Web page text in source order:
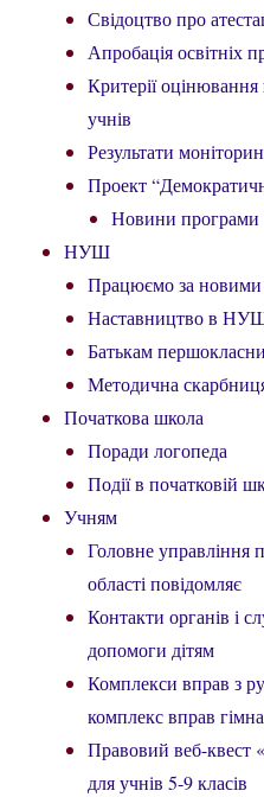
Свідоцтво про
Апробація освітніх
Критерії
учнів
Результати
Проект
Новини програми
НУШ
Працюємо за
Наставництво в
Батькам
Методична
Початкова школа
Поради логопеда
Події в початковій
Учням
Головне управління
області повідомляє
Контакти органів і
допомоги дітям
Комплекси вправ з
комплекс вправ
Правовий веб-квест
для учнів 5-9 класів